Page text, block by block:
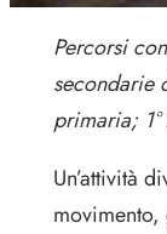
Percorsi
secondarie
primaria;
Un’attività